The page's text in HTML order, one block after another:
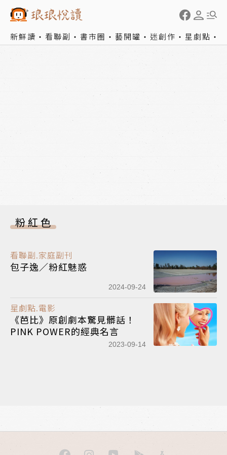
新鮮讀 看聯副 書市圈 藝開罐 迷創作 星劇點
粉紅色
看聯副.家庭副刊
包子逸／粉紅魅惑
2024-09-24
星劇點.電影
《芭比》原創劇本驚見髒話！
PINK POWER的經典名言
2023-09-14